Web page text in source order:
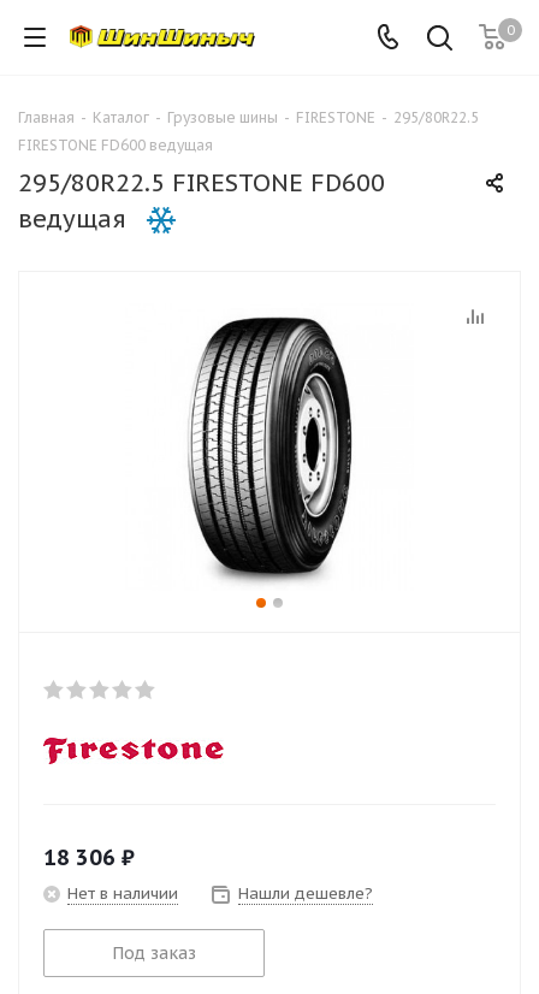
0
Главная - Каталог - Грузовые шины - FIRESTONE - 295/80R22.5
FIRESTONE FD600 ведущая
295/80R22.5 FIRESTONE FD600
ведущая
18 306 ₽
Нет в наличии Нашли дешевле?
Под заказ